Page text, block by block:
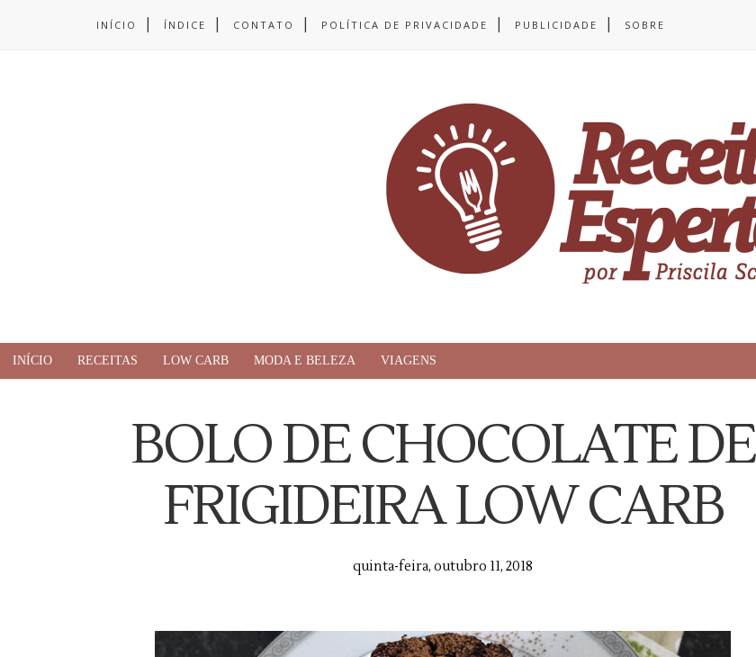
INÍCIO ÍNDICE CONTATO POLÍTICA DE PRIVACIDADE PUBLICIDADE SOBRE
INÍCIO RECEITAS LOW CARB MODA E BELEZA VIAGENS
BOLO DE CHOCOLATE DE
FRIGIDEIRA LOW CARB
quinta-feira, outubro 11, 2018